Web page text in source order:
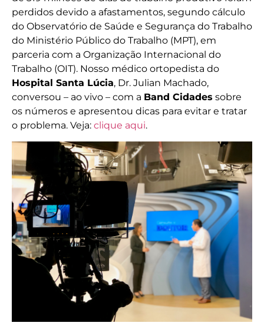
perdidos devido a afastamentos, segundo cálculo
do Observatório de Saúde e Segurança do Trabalho
do Ministério Público do Trabalho (MPT), em
parceria com a Organização Internacional do
Trabalho (OIT). Nosso médico ortopedista do
Hospital Santa Lúcia, Dr. Julian Machado,
conversou – ao vivo – com a Band Cidades sobre
os números e apresentou dicas para evitar e tratar
o problema. Veja: clique aqui.